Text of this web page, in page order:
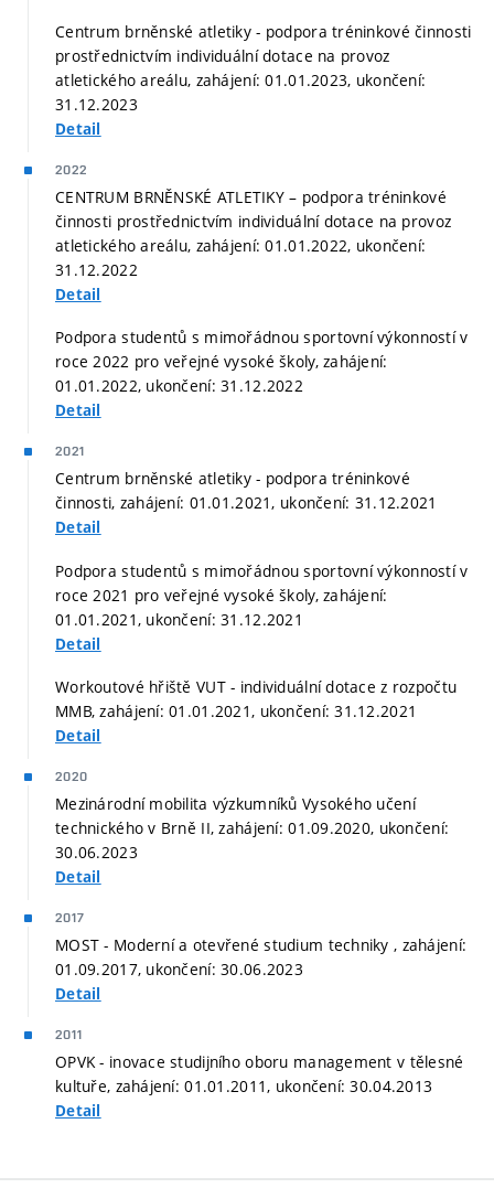
Centrum brněnské atletiky - podpora tréninkové činnosti
prostřednictvím individuální dotace na provoz
atletického areálu, zahájení: 01.01.2023, ukončení:
31.12.2023
Detail
2022
CENTRUM BRNĚNSKÉ ATLETIKY – podpora tréninkové
činnosti prostřednictvím individuální dotace na provoz
atletického areálu, zahájení: 01.01.2022, ukončení:
31.12.2022
Detail
Podpora studentů s mimořádnou sportovní výkonností v
roce 2022 pro veřejné vysoké školy, zahájení:
01.01.2022, ukončení: 31.12.2022
Detail
2021
Centrum brněnské atletiky - podpora tréninkové
činnosti, zahájení: 01.01.2021, ukončení: 31.12.2021
Detail
Podpora studentů s mimořádnou sportovní výkonností v
roce 2021 pro veřejné vysoké školy, zahájení:
01.01.2021, ukončení: 31.12.2021
Detail
Workoutové hřiště VUT - individuální dotace z rozpočtu
MMB, zahájení: 01.01.2021, ukončení: 31.12.2021
Detail
2020
Mezinárodní mobilita výzkumníků Vysokého učení
technického v Brně II, zahájení: 01.09.2020, ukončení:
30.06.2023
Detail
2017
MOST - Moderní a otevřené studium techniky , zahájení:
01.09.2017, ukončení: 30.06.2023
Detail
2011
OPVK - inovace studijního oboru management v tělesné
kultuře, zahájení: 01.01.2011, ukončení: 30.04.2013
Detail